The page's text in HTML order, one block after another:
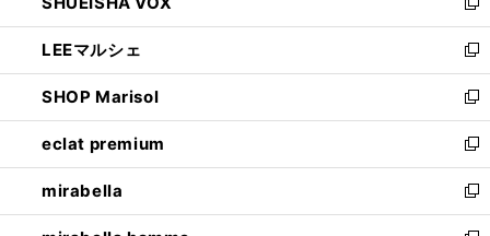
開
く
ド
ウ
で
開
く
ィ
ン
ド
ウ
で
開
く
い
ウ
ィ
ン
ド
ウ
で
開
く
新
し
い
ウ
ィ
ン
ド
ウ
で
開
LEEマルシェ
新
し
い
ウ
ィ
ン
ド
ウ
SHOP Marisol
新
し
い
ウ
ィ
ン
eclat premium
新
し
い
ウ
mirabella
新
し